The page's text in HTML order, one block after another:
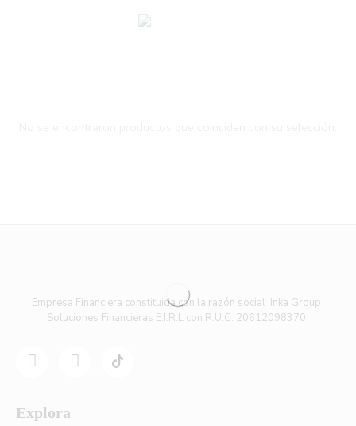
Empresa Financiera constituida con la razón social Inka Group
Soluciones Financieras E.I.R.L con R.U.C. 20612098370
Explora